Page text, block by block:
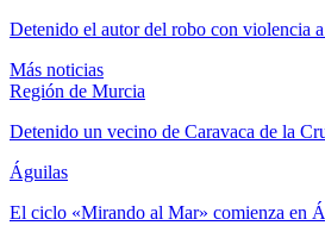
Detenido el autor del robo con violencia
Más noticias
Región de Murcia
Detenido un vecino de Caravaca de la
Águilas
El ciclo «Mirando al Mar» comienza en